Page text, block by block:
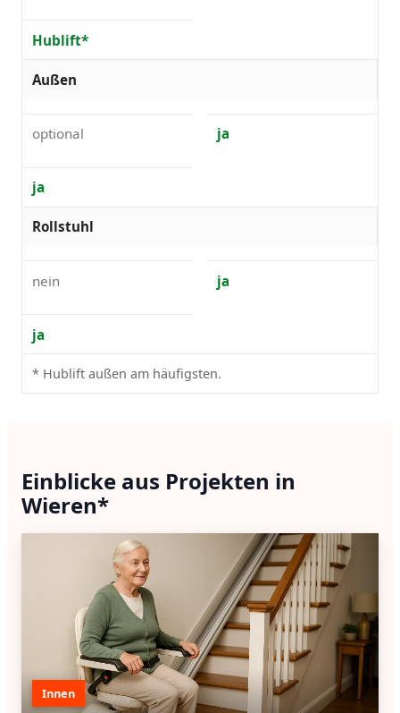
Hublift*
Außen
optional ja
ja
Rollstuhl
nein ja
ja
* Hublift außen am häufigsten.
Einblicke aus Projekten in
Wieren*
Innen